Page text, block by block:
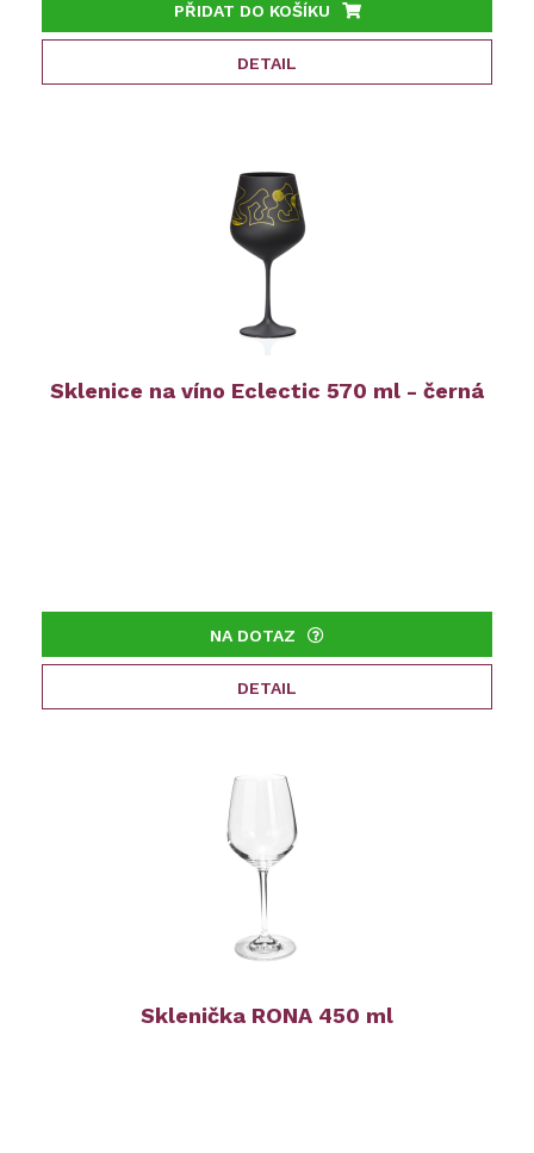
PŘIDAT DO KOŠÍKU
DETAIL
Sklenice na víno Eclectic 570 ml - černá
NA DOTAZ
DETAIL
Sklenička RONA 450 ml